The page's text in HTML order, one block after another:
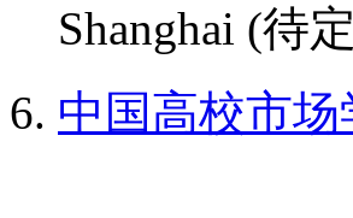
Shanghai (待
中国高校市